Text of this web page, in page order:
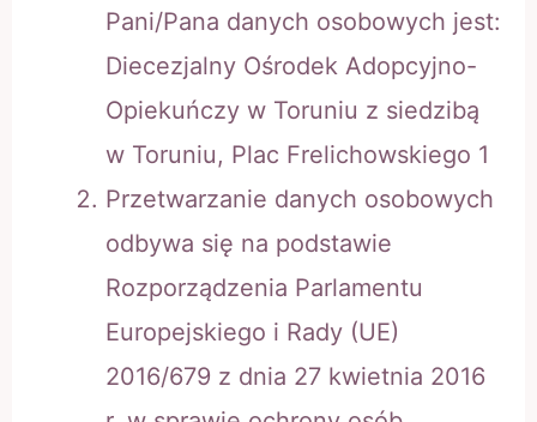
Pani/Pana danych osobowych jest:
Diecezjalny Ośrodek Adopcyjno-
Opiekuńczy w Toruniu z siedzibą
w Toruniu, Plac Frelichowskiego 1
Przetwarzanie danych osobowych
odbywa się na podstawie
Rozporządzenia Parlamentu
Europejskiego i Rady (UE)
2016/679 z dnia 27 kwietnia 2016